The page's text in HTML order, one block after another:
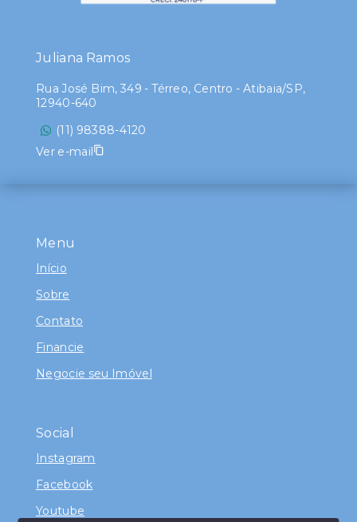
Menu
Início
Sobre
Contato
Financie
Negocie seu Imóvel
Social
Instagram
Facebook
Youtube
Juliana Ramos
Rua José Bim, 349 - Térreo, Centro - Atibaia/SP,
12940-640
(11) 98388-4120
Ver e-mail